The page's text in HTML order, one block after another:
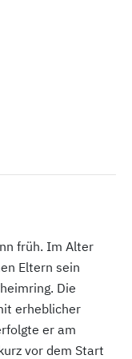
früh. Im Alter
Eltern sein
Die
erheblicher
er am
vor dem Start